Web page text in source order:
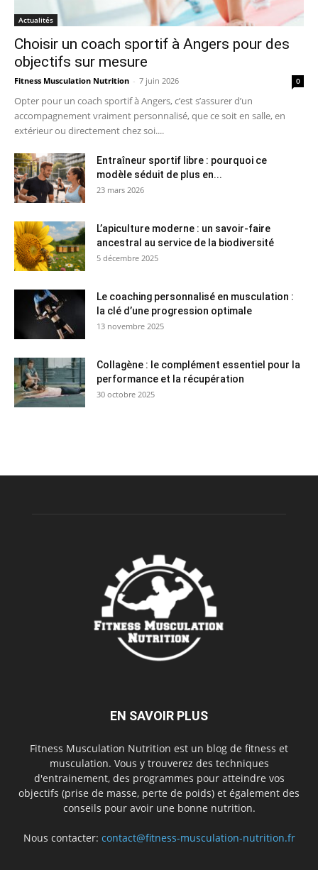
Actualités
Choisir un coach sportif à Angers pour des
objectifs sur mesure
Fitness Musculation Nutrition - 7 juin 2026 0
Opter pour un coach sportif à Angers, c’est s’assurer d’un
accompagnement vraiment personnalisé, que ce soit en salle, en
extérieur ou directement chez soi....
Entraîneur sportif libre : pourquoi ce
modèle séduit de plus en...
23 mars 2026
L’apiculture moderne : un savoir-faire
ancestral au service de la biodiversité
5 décembre 2025
Le coaching personnalisé en musculation :
la clé d’une progression optimale
13 novembre 2025
Collagène : le complément essentiel pour la
performance et la récupération
30 octobre 2025
EN SAVOIR PLUS
Fitness Musculation Nutrition est un blog de fitness et
musculation. Vous y trouverez des techniques
d'entrainement, des programmes pour atteindre vos
objectifs (prise de masse, perte de poids) et également des
conseils pour avoir une bonne nutrition.
Nous contacter: contact@fitness-musculation-nutrition.fr